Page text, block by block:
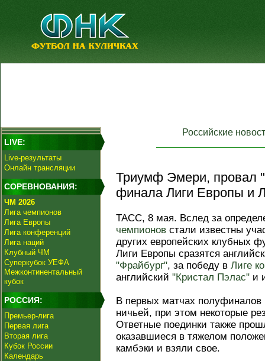
LIVE:
Live-результаты
Онлайн трансляции
СОРЕВНОВАНИЯ:
ЧМ 2026
Лига чемпионов
Лига Европы
Лига конференций
Лига наций
Клубный ЧМ
Суперкубок УЕФА
Межконтинентальный
кубок
РОССИЯ:
Премьер-лига
Первая лига
Вторая лига
Кубок России
Календарь
Российские
Триумф Эмери, провал
финала Лиги Европы и
ТАСС, 8 мая. Вслед за
чемпионов стали известны
других европейских клубных
Лиги Европы сразятся
"Фрайбург", за победу в Лиге
английский "Кристал Пэлас" и
В первых матчах
ничьей, при этом некоторые
Ответные поединки также
оказавшиеся в тяжелом
камбэки и взяли свое.